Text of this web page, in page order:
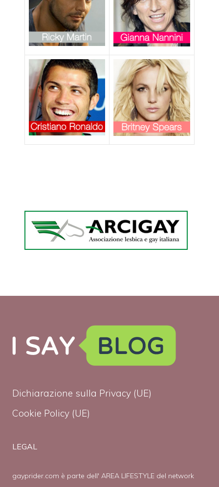
Dichiarazione sulla Privacy (UE)
Cookie Policy (UE)
LEGAL
gayprider.com è parte dell' AREA LIFESTYLE del network